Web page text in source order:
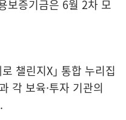
보증기금은 6월 2차 모
챌린지X｣ 통합 누리집
보육·투자 기관의